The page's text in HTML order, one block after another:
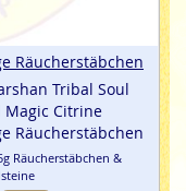
Räucherstäbchen
Tribal Soul
Magic Citrine
Räucherstäbchen
Räucherstäbchen &